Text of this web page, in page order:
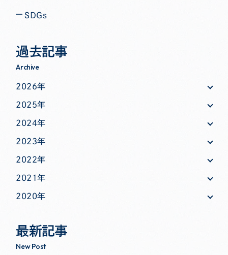
ＳＤＧｓ
過去記事
Archive
2026年
2025年
2024年
2023年
2022年
2021年
2020年
最新記事
New Post